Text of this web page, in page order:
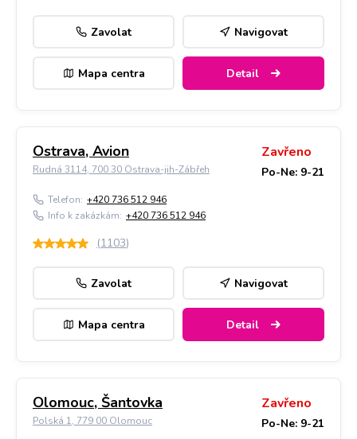
Zavolat Navigovat
Mapa centra Detail
Ostrava, Avion
Rudná 3114, 700 30 Ostrava-jih-Zábřeh
Zavřeno
Po-Ne: 9-21
Telefon: +420 736 512 946
Info k zakázkám: +420 736 512 946
(1103)
Zavolat Navigovat
Mapa centra Detail
Olomouc, Šantovka
Polská 1, 779 00 Olomouc
Zavřeno
Po-Ne: 9-21